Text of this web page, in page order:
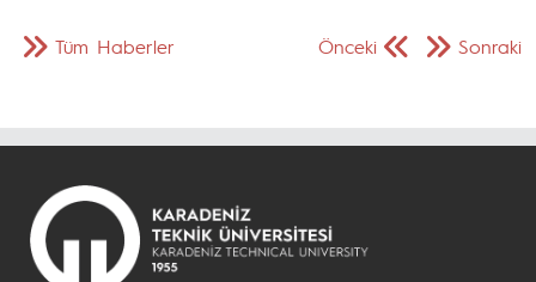
Önceki Sonraki
Tüm Haberler